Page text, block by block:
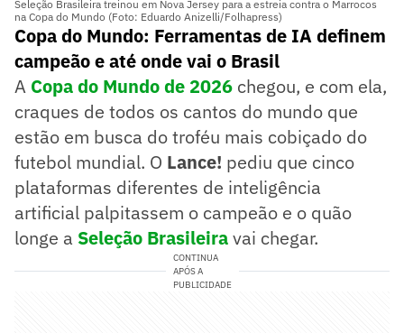
Seleção Brasileira treinou em Nova Jersey para a estreia contra o Marrocos
na Copa do Mundo (Foto: Eduardo Anizelli/Folhapress)
Copa do Mundo: Ferramentas de IA definem
campeão e até onde vai o Brasil
A Copa do Mundo de 2026 chegou, e com ela,
craques de todos os cantos do mundo que
estão em busca do troféu mais cobiçado do
futebol mundial. O Lance! pediu que cinco
plataformas diferentes de inteligência
artificial palpitassem o campeão e o quão
longe a Seleção Brasileiravai chegar.
CONTINUA
APÓS A
PUBLICIDADE